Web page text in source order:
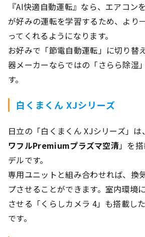
『AI快適自動運転』なら、エアコン
が好みの運転を学習するため、より
ってくれるようになります。
お好みで「節電自動運転」に切り替
器メーカーならではの「さらら除湿
す。
白くまくん XJシリーズ
日立の「白くまくん XJシリーズ」
ワフルPremiumプラズマ空清」を
デルです。
専用ユニットと組み合わせれば、換
プさせることができます。室内環境
させる「くらしカメラ 4」も搭載し
です。